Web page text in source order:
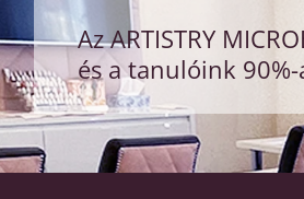
Az ARTISTRY
és a tanulóink